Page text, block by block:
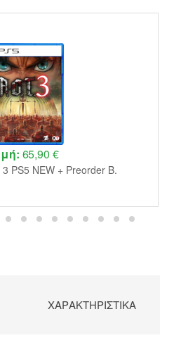
65,90 €
PS5 NEW + Preorder B.
ΧΑΡΑΚΤΗΡΙΣΤΙΚΆ